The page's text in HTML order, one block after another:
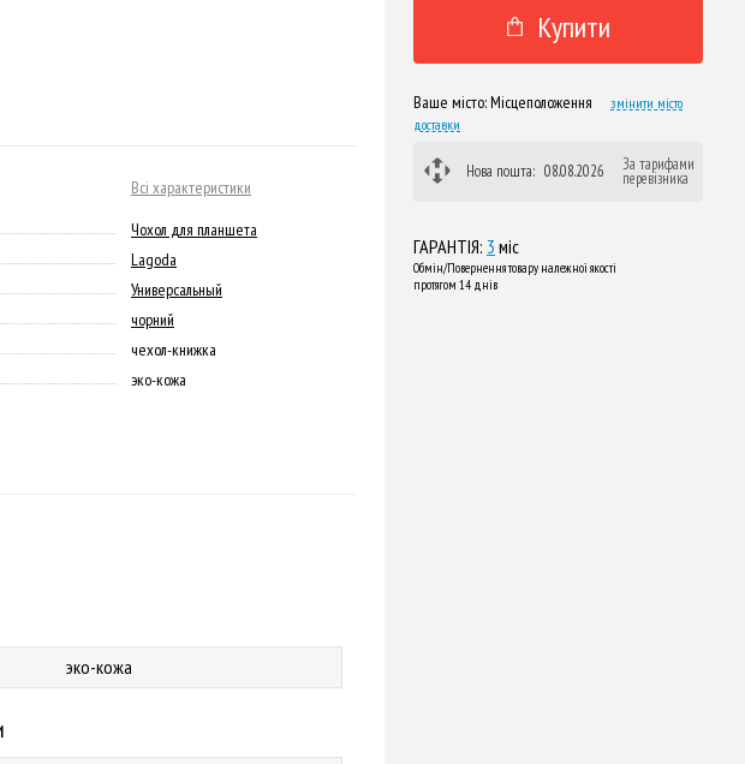
Всі характеристики
Чохол для планшета
Lagoda
Универсальный
чорний
чехол-книжка
эко-кожа
эко-кожа
Купити
Ваше місто:Місцеположення
змінити місто
доставки
Нова пошта: 08.08.2026 За тарифами
перевізника
ГАРАНТІЯ: 3 міс
Обмін/Повернення товару належної якості
протягом 14 днів